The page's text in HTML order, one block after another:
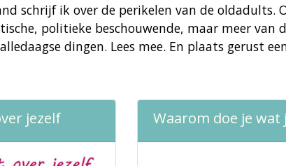
schrijf ik over de perikelen van de oldadults.
politieke beschouwende, maar meer van
dingen. Lees mee. En plaats gerust
jezelf Waarom doe je wat